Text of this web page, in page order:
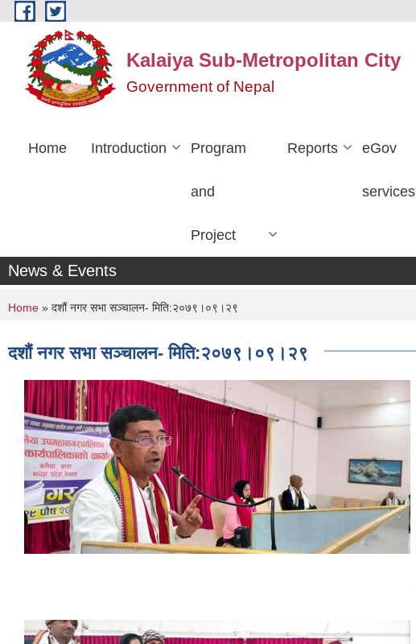
Skip to main content
Kalaiya Sub-Metropolitan City
Government of Nepal
Home Introduction Program
and
Project
Reports eGov
services
News & Events
You are here
Home » दशौं नगर सभा सञ्चालन- मिति:२०७९।०९।२९
दशौं नगर सभा सञ्चालन- मिति:२०७९।०९।२९